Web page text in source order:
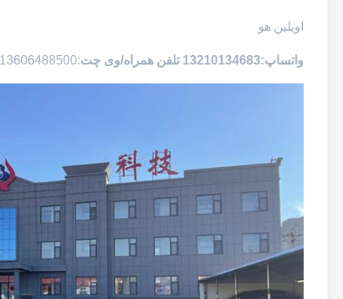
اویلین هو
واتساپ:13210134683 تلفن همراه/وی چت:13606488500